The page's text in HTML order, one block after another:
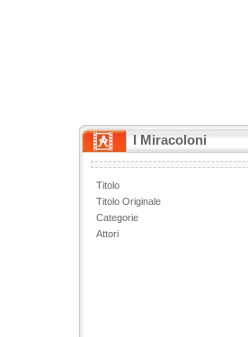
I Miracoloni
Titolo
Titolo Originale
Categorie
Attori